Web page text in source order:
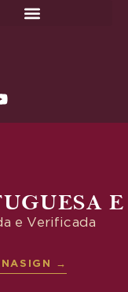
e Verificada
→